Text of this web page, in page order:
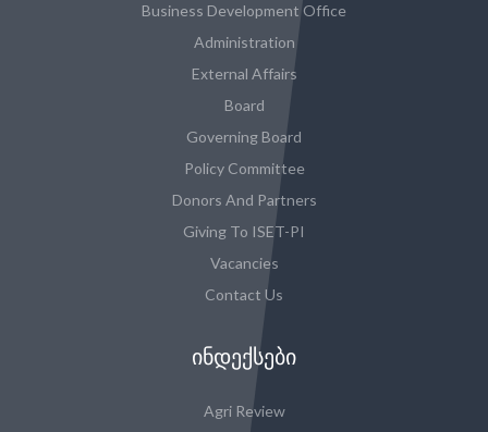
Business Development Office
Administration
External Affairs
Board
Governing Board
Policy Committee
Donors And Partners
Giving To ISET-PI
Vacancies
Contact Us
ᲘᲜᲓᲔᲥᲡᲔᲑᲘ
Agri Review